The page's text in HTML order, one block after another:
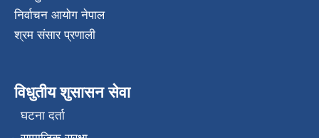
निर्वाचन आयोग नेपाल
श्रम संसार प्रणाली
विधुतीय शुसासन सेवा
घटना दर्ता